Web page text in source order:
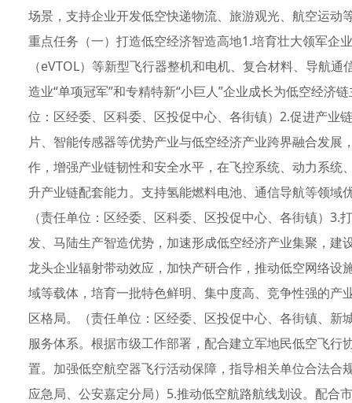
场景，支持企业开发低空快递物流、旅游观光、航空运
重点任务（一）打造低空经济智造高地1.培育壮大领军企
（eVTOL）等新型飞行器整机和电机、复合材料、导航
造业“单项冠军”和专精特新“小巨人”企业成长为低空经济
位：区经委、区科委、区投促中心、各街镇）2.促进产业
片、智能传感器等优势产业与低空经济产业跨界融合发
作，增强产业链韧性和安全水平，在飞控系统、动力系
升产业链配套能力。支持氢能燃料电池、通信导航等领
（责任单位：区经委、区科委、区投促中心、各街镇）
发、马陆生产智造优势，加速形成低空经济产业集聚，建
龙头企业辐射带动效应，加快产研合作，推动低空网络
域等载体，培育一批特色鲜明、集中度高、竞争性强的产
区格局。（责任单位：区经委、区投促中心、各街镇、
服务体系。根据市级工作部署，配合建立军地民低空飞
置。加强低空航空器飞行活动保障，指导相关单位合法
应急局、公安嘉定分局）5.推动低空航路航线划设。配合